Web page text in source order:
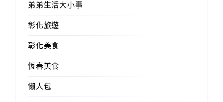
弟弟生活大小事
彰化旅遊
彰化美食
恆春美食
懶人包